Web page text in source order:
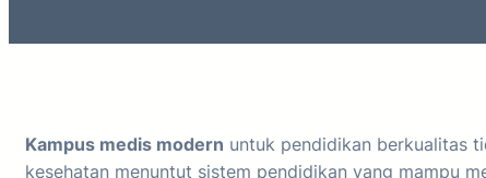
Kampus medis modern untuk pendidikan berkualitas
kesehatan menuntut sistem pendidikan yang mampu